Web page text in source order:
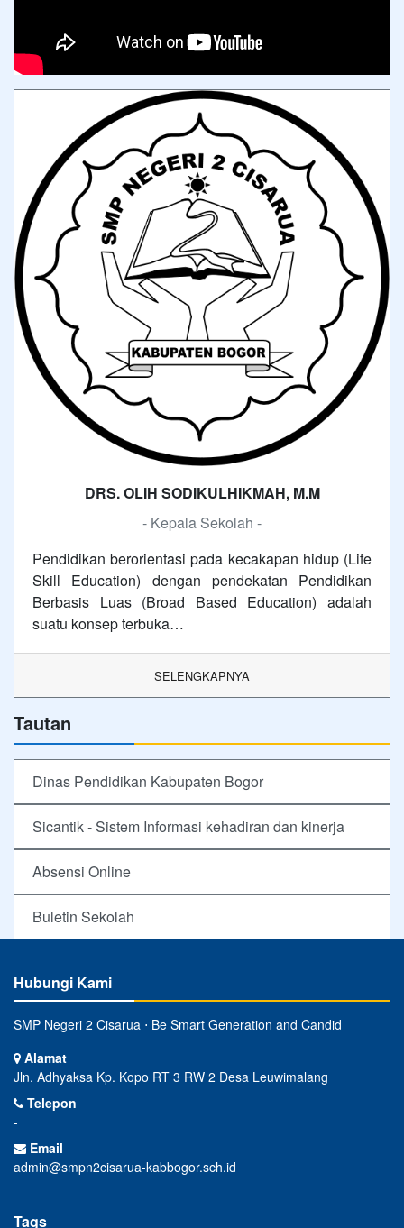
DRS. OLIH SODIKULHIKMAH, M.M
- Kepala Sekolah -
Pendidikan berorientasi pada kecakapan hidup (Life
Skill Education) dengan pendekatan Pendidikan
Berbasis Luas (Broad Based Education) adalah
suatu konsep terbuka…
SELENGKAPNYA
Tautan
Dinas Pendidikan Kabupaten Bogor
Sicantik - Sistem Informasi kehadiran dan kinerja
Absensi Online
Buletin Sekolah
Hubungi Kami
SMP Negeri 2 Cisarua ⋅ Be Smart Generation and Candid
Alamat
Jln. Adhyaksa Kp. Kopo RT 3 RW 2 Desa Leuwimalang
Telepon
-
Email
admin@smpn2cisarua-kabbogor.sch.id
Tags